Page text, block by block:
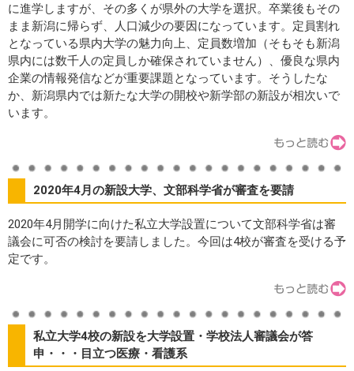
に進学しますが、その多くが県外の大学を選択。卒業後もその
まま新潟に帰らず、人口減少の要因になっています。定員割れ
となっている県内大学の魅力向上、定員数増加（そもそも新潟
県内には数千人の定員しか確保されていません）、優良な県内
企業の情報発信などが重要課題となっています。そうしたな
か、新潟県内では新たな大学の開校や新学部の新設が相次いで
います。
2020年4月の新設大学、文部科学省が審査を要請
2020年4月開学に向けた私立大学設置について文部科学省は審
議会に可否の検討を要請しました。今回は4校が審査を受ける予
定です。
私立大学4校の新設を大学設置・学校法人審議会が答
申・・・目立つ医療・看護系